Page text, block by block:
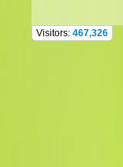
Visitors: 467,326